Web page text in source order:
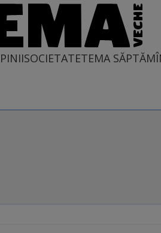
SOCIETATETEMA